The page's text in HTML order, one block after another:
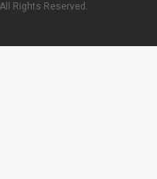
Rights Reserved.